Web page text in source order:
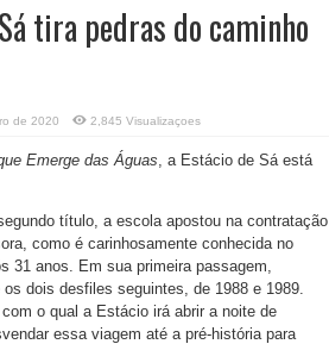
tira pedras do caminho
de 2020 2,845 Visualizaçoes
Emerge das Águas , a Estácio de Sá está
título, a escola apostou na contratação
como é carinhosamente conhecida no
31 anos. Em sua primeira passagem,
os dois desfiles seguintes, de 1988 e 1989.
, com o qual a Estácio irá abrir a noite de
essa viagem até a pré-história para